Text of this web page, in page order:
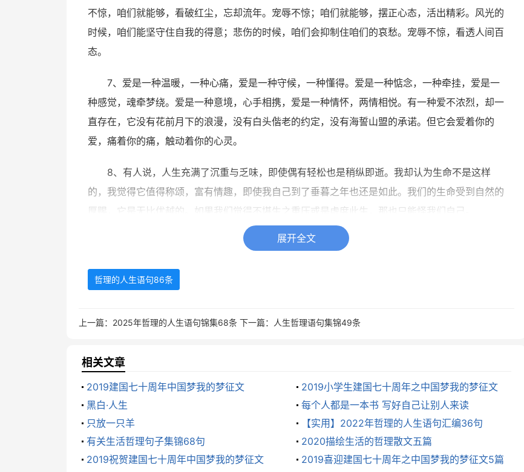
不惊，咱们就能够，看破红尘，忘却流年。宠辱不惊；咱们就能够，摆正心态，活出精彩。风光的
时候，咱们能坚守住自我的得意；悲伤的时候，咱们会抑制住咱们的哀愁。宠辱不惊，看透人间百
态。
7、爱是一种温暖，一种心痛，爱是一种守候，一种懂得。爱是一种惦念，一种牵挂，爱是一
种感觉，魂牵梦绕。爱是一种意境，心手相携，爱是一种情怀，两情相悦。有一种爱不浓烈，却一
直存在，它没有花前月下的浪漫，没有白头偕老的约定，没有海誓山盟的承诺。但它会爱着你的
爱，痛着你的痛，触动着你的心灵。
8、有人说，人生充满了沉重与乏味，即使偶有轻松也是稍纵即逝。我却认为生命不是这样
的，我觉得它值得称颂，富有情趣，即使我自己到了垂暮之年也还是如此。我们的生命受到自然的
厚赐，它是无比优越的。如果我们觉得不堪生之重压或是虚度此生，那也只能怪我们自己。
9、那些薄雾般飘忽的期待，青春不顾一切为自己找到了道路，在世上生活了足够长时间的人
们做的事情决定了我们要过一种什么样的生活。你若把生活扛在肩上，它永远都是你的负荷。
11、人生如风，悲欢离合；岁月如风，浮浮沉沉；往事如风，起起落落。时间的演变，承载着
记忆的画卷，如冰冻的水晶，轻轻的一碰，碎成了一地的晶莹。岁月的河床中，曾落下参差不齐的
记忆，沿着梦幻般的色彩渐渐迷离。而时光的痕迹，在渐行渐远中，由模糊变得清晰时，那份感动
油然而生。
展开全文
哲理的人生语句86条
上一篇： 2025年哲理的人生语句锦集68条 下一篇： 人生哲理语句集锦49条
相关文章
2019建国七十周年中国梦我的梦征文
2019小学生建国七十周年之中国梦我的梦征文
黑白·人生
每个人都是一本书 写好自己让别人来读
只放一只羊
【实用】2022年哲理的人生语句汇编36句
有关生活哲理句子集锦68句
2020描绘生活的哲理散文五篇
2019祝贺建国七十周年中国梦我的梦征文
2019喜迎建国七十周年之中国梦我的梦征文5篇